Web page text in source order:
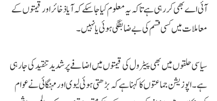
آئی اے بھی کر رہی ہے تاکہ یہ معلوم کیا جا سکے کہ آیا ذخائر اور قیمتوں کے
معاملات میں کسی قسم کی بے ضابطگی ہوئی یا نہیں۔
سیاسی حلقوں میں بھی پیٹرول کی قیمتوں میں اضافے پر شدید تنقید کی جا رہی
ہے۔ اپوزیشن جماعتوں کا کہنا ہے کہ بڑھتی ہوئی لیوی اور مہنگائی نے عوام